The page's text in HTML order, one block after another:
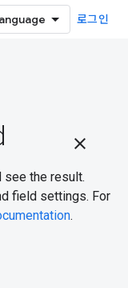
로그인
이 페이지에서
API 사용해 보
기